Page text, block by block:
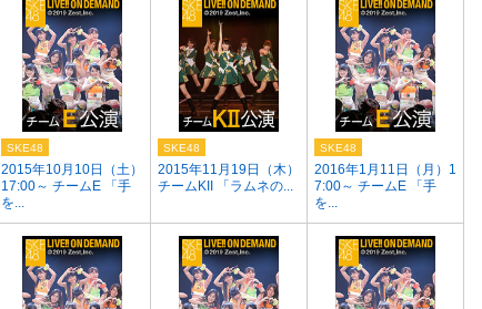
2015年10月10日（土）
17:00～ チームE 「手
を...
SKE48
2015年11月19日（木）
チームKII 「ラムネの...
SKE48
2016年1月11日（月）1
7:00～ チームE 「手
を...
SKE48